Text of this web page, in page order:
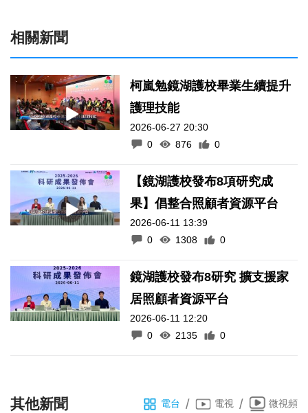
相關新聞
柯嵐勉鏡湖護校畢業生續提升
護理技能
2026-06-27 20:30
0
876 0
【鏡湖護校發布8項研究成
果】倡整合照顧者資源平台
2026-06-11 13:39
0
1308 0
鏡湖護校發布8研究 擴支援家
居照顧者資源平台
2026-06-11 12:20
0
2135 0
其他新聞 電台 / 電視 / 微視頻